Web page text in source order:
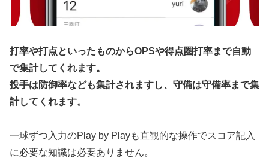
打率や打点といったものからOPSや得点圏打率まで自動
で集計してくれます。
投手は防御率なども集計されますし、守備は守備率まで集
計してくれます。
一球ずつ入力のPlay by Playも直観的な操作でスコア記入
に必要な知識は必要ありません。